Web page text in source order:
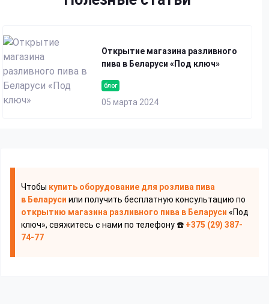
блог
05 марта 2024
Открытие магазина разливного
пива в Беларуси «Под ключ»
Чтобы купить оборудование для розлива пива
в Беларуси или получить бесплатную консультацию по
открытию магазина разливного пива в Беларуси «Под
ключ», свяжитесь с нами по телефону ☎️ +375 (29) 387-
74-77